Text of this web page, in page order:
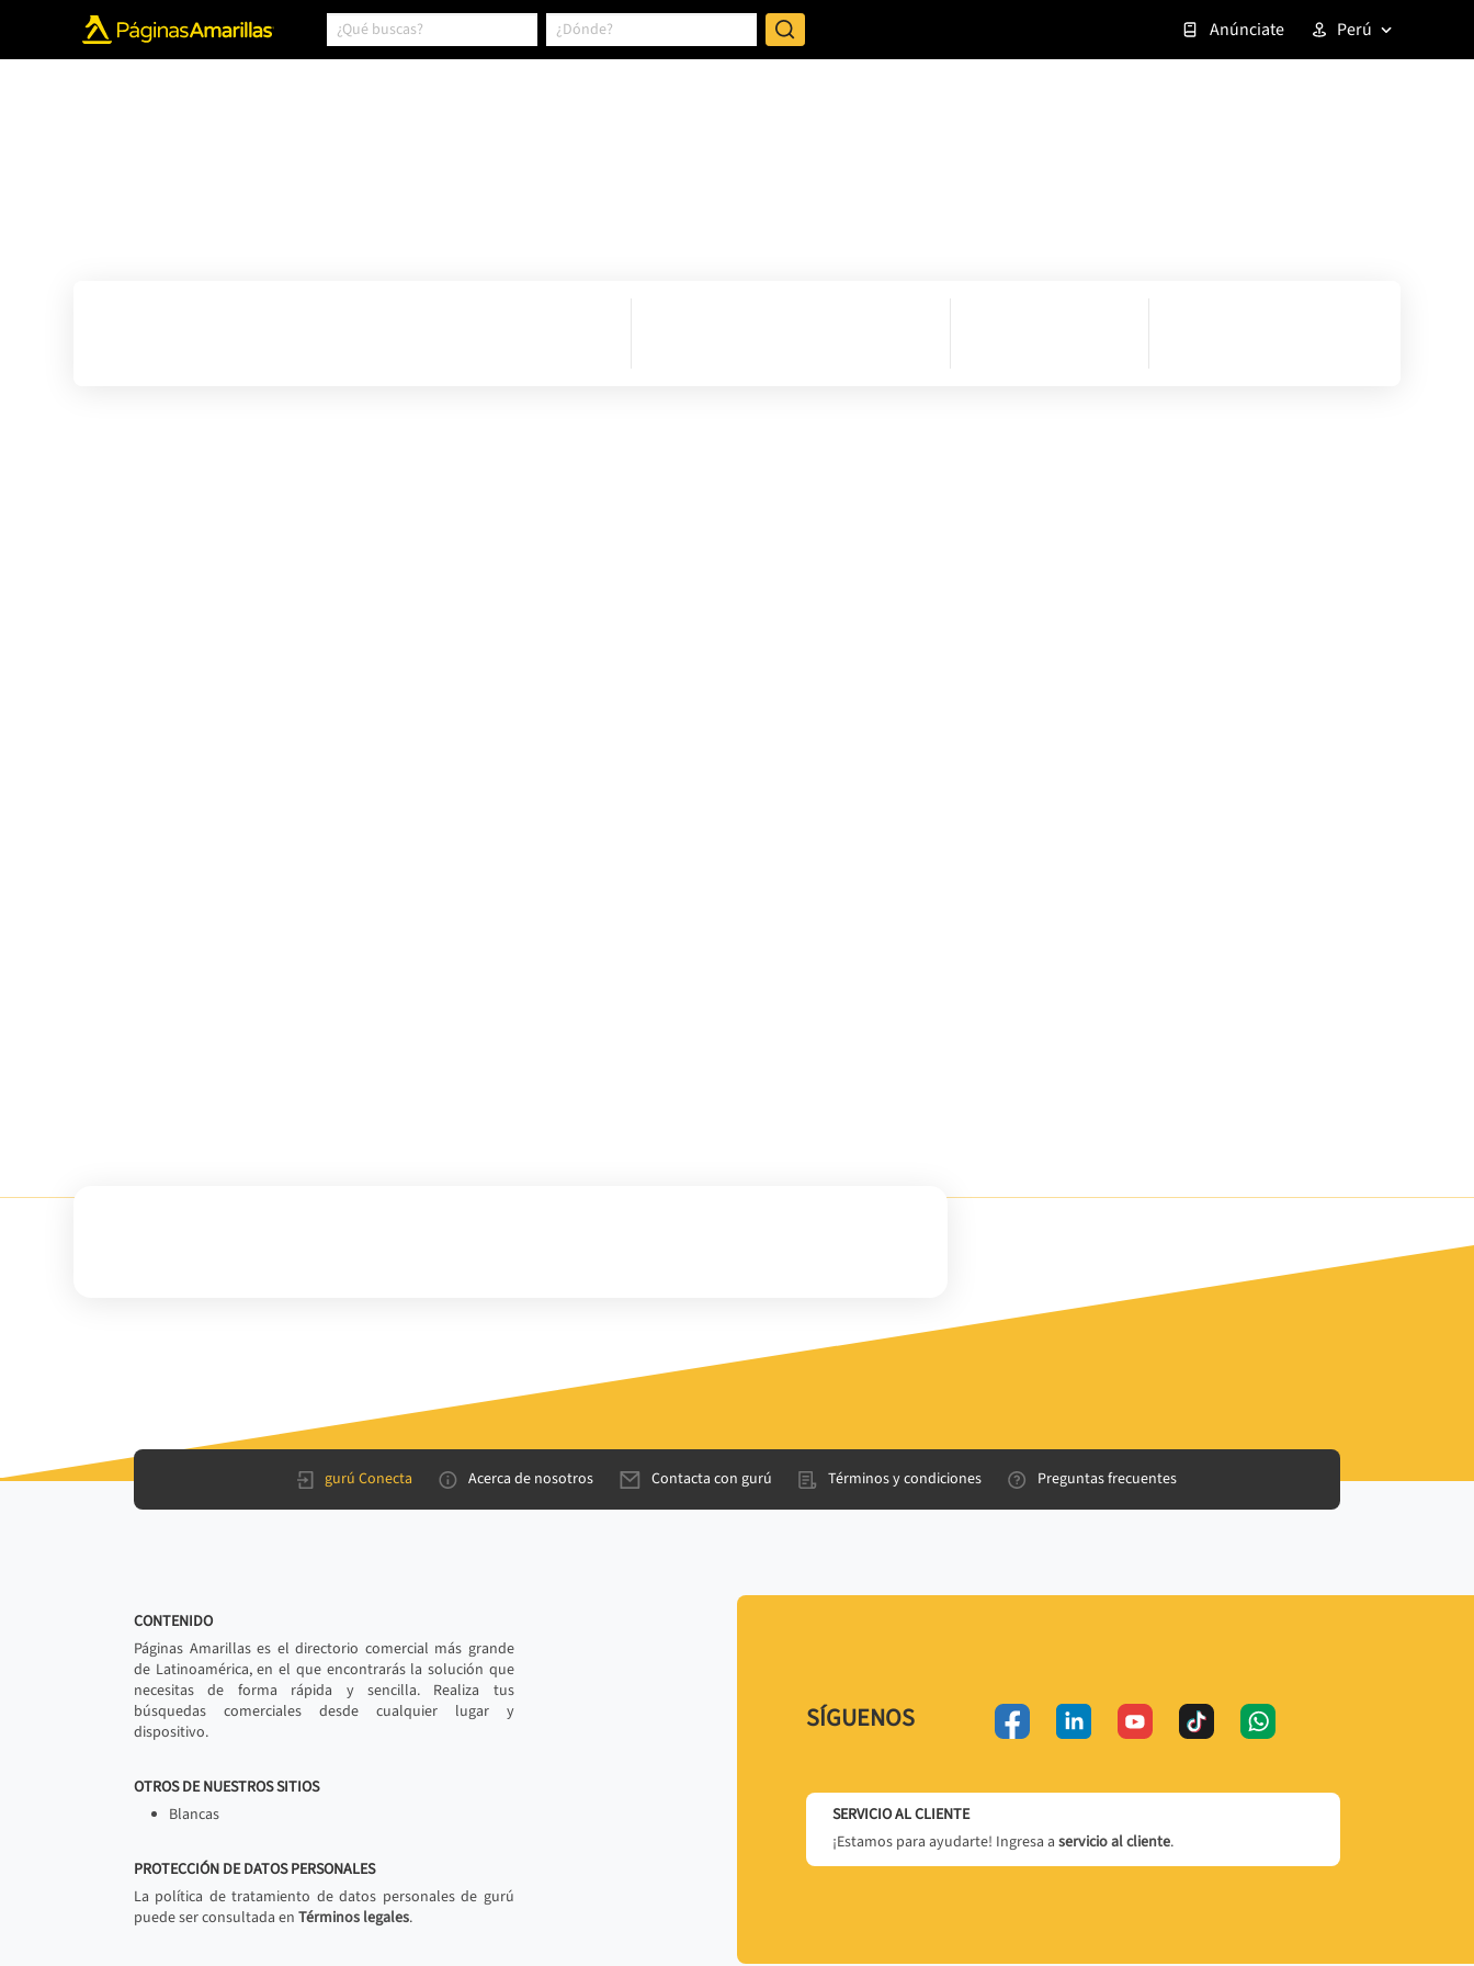
Anúnciate Perú
gurú Conecta Acerca de nosotros Contacta con gurú Términos y condiciones Preguntas frecuentes
CONTENIDO
Páginas Amarillas es el directorio comercial más grande
de Latinoamérica, en el que encontrarás la solución que
necesitas de forma rápida y sencilla. Realiza tus
búsquedas comerciales desde cualquier lugar y
dispositivo.
OTROS DE NUESTROS SITIOS
Blancas
PROTECCIÓN DE DATOS PERSONALES
La política de tratamiento de datos personales de gurú
puede ser consultada en Términos legales.
SÍGUENOS
SERVICIO AL CLIENTE
¡Estamos para ayudarte! Ingresa a servicio al cliente.